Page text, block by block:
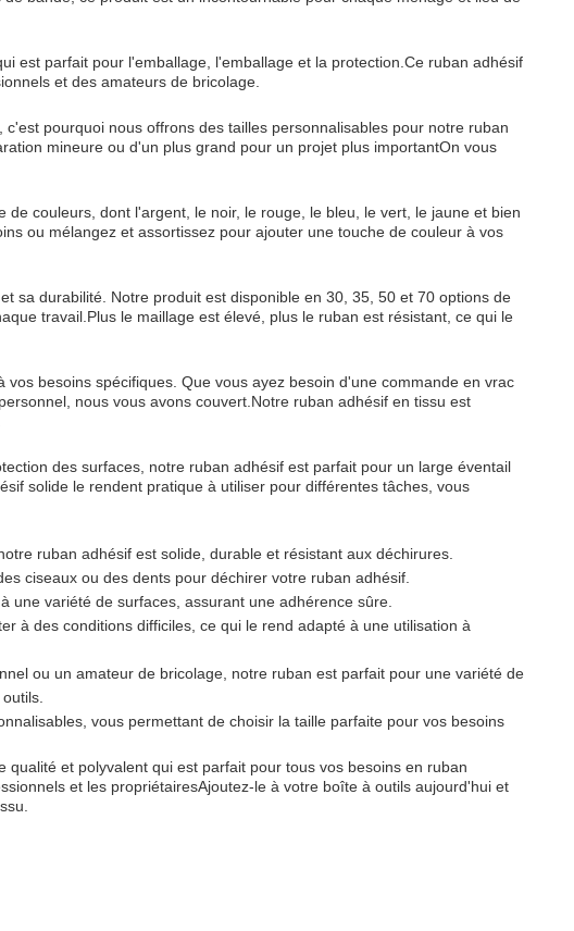
est parfait pour l'emballage, l'emballage et la protection.Ce ruban adhésif
et des amateurs de bricolage.
pourquoi nous offrons des tailles personnalisables pour notre ruban
mineure ou d'un plus grand pour un projet plus importantOn vous
couleurs, dont l'argent, le noir, le rouge, le bleu, le vert, le jaune et bien
ou mélangez et assortissez pour ajouter une touche de couleur à vos
sa durabilité. Notre produit est disponible en 30, 35, 50 et 70 options de
travail.Plus le maillage est élevé, plus le ruban est résistant, ce qui le
besoins spécifiques. Que vous ayez besoin d'une commande en vrac
nous vous avons couvert.Notre ruban adhésif en tissu est
des surfaces, notre ruban adhésif est parfait pour un large éventail
solide le rendent pratique à utiliser pour différentes tâches, vous
ruban adhésif est solide, durable et résistant aux déchirures.
ciseaux ou des dents pour déchirer votre ruban adhésif.
une variété de surfaces, assurant une adhérence sûre.
à des conditions difficiles, ce qui le rend adapté à une utilisation à
ou un amateur de bricolage, notre ruban est parfait pour une variété de
vous permettant de choisir la taille parfaite pour vos besoins
et polyvalent qui est parfait pour tous vos besoins en ruban
et les propriétairesAjoutez-le à votre boîte à outils aujourd'hui et